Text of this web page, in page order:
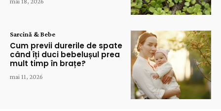
Sarcină & Bebe
Cum previi durerile de spate
când îți duci bebelușul prea
mult timp în brațe?
mai 11, 2026